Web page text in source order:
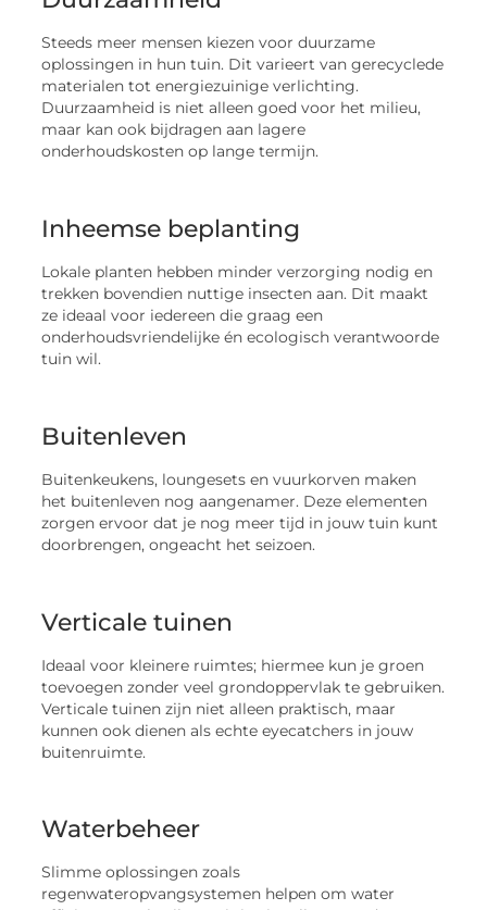
Steeds meer mensen kiezen voor duurzame
oplossingen in hun tuin. Dit varieert van gerecyclede
materialen tot energiezuinige verlichting.
Duurzaamheid is niet alleen goed voor het milieu,
maar kan ook bijdragen aan lagere
onderhoudskosten op lange termijn.
Inheemse beplanting
Lokale planten hebben minder verzorging nodig en
trekken bovendien nuttige insecten aan. Dit maakt
ze ideaal voor iedereen die graag een
onderhoudsvriendelijke én ecologisch verantwoorde
tuin wil.
Buitenleven
Buitenkeukens, loungesets en vuurkorven maken
het buitenleven nog aangenamer. Deze elementen
zorgen ervoor dat je nog meer tijd in jouw tuin kunt
doorbrengen, ongeacht het seizoen.
Verticale tuinen
Ideaal voor kleinere ruimtes; hiermee kun je groen
toevoegen zonder veel grondoppervlak te gebruiken.
Verticale tuinen zijn niet alleen praktisch, maar
kunnen ook dienen als echte eyecatchers in jouw
buitenruimte.
Waterbeheer
Slimme oplossingen zoals
regenwateropvangsystemen helpen om water